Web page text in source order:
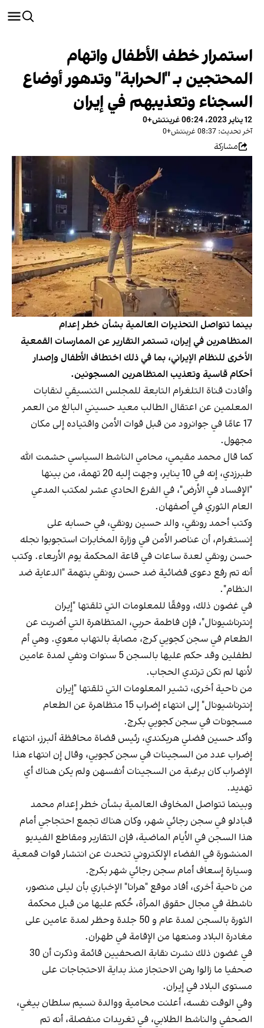
استمرار خطف الأطفال واتهام
المحتجين بـ "الحرابة" وتدهور أوضاع
السجناء وتعذيبهم في إيران
12 يناير 2023، 06:24 غرينتش+0
آخر تحديث: 08:37 غرينتش+0
مشاركة
بينما تتواصل التحذيرات العالمية بشأن خطر إعدام
المتظاهرين في إيران، تستمر التقارير عن الممارسات القمعية
الأخرى للنظام الإيراني، بما في ذلك اختطاف الأطفال وإصدار
أحكام قاسية وتعذيب المتظاهرين المسجونين.
وأفادت قناة التلغرام التابعة للمجلس التنسيقي لنقابات
المعلمين عن اعتقال الطالب معيد حسيني البالغ من العمر
17 عامًا في جوانرود من قبل قوات الأمن واقتياده إلى مكان
مجهول.
كما قال محمد مقيمي، محامي الناشط السياسي حشمت الله
طبرزدي، إنه في 10 يناير، وجهت إليه 20 تهمة، من بينها
"الإفساد في الأرض"، في الفرع الحادي عشر لمكتب المدعي
العام الثوري في أصفهان.
وكتب أحمد رونقي، والد حسين رونقي، في حسابه على
إنستغرام، أن عناصر الأمن في وزارة المخابرات استجوبوا نجله
حسن رونقي لعدة ساعات في قاعة المحكمة يوم الأربعاء. وكتب
أنه تم رفع دعوى قضائية ضد حسن رونقي بتهمة "الدعاية ضد
النظام".
في غضون ذلك، ووفقًا للمعلومات التي تلقتها "إيران
إنترناشيونال"، فإن فاطمة حربي، المتظاهرة التي أضربت عن
الطعام في سجن كجويي كرج، مصابة بالتهاب معوي. وهي أم
لطفلين وقد حكم عليها بالسجن 5 سنوات ونفي لمدة عامين
لأنها لم تكن ترتدي الحجاب.
من ناحية أخرى، تشير المعلومات التي تلقتها "إيران
إنترناشيونال" إلى انتهاء إضراب 15 متظاهرة عن الطعام
مسجونات في سجن كجويي بكرج.
وأكد حسين فضلي هريكندي، رئيس قضاة محافظة ألبرز، انتهاء
إضراب عدد من السجينات في سجن كجويي، وقال إن انتهاء هذا
الإضراب كان برغبة من السجينات أنفسهن ولم يكن هناك أي
تهديد.
وبينما تتواصل المخاوف العالمية بشأن خطر إعدام محمد
قبادلو في سجن رجائي شهر، وكان هناك تجمع احتجاجي أمام
هذا السجن في الأيام الماضية، فإن التقارير ومقاطع الفيديو
المنشورة في الفضاء الإلكتروني تتحدث عن انتشار قوات قمعية
وسيارة إسعاف أمام سجن رجائي شهر بكرج.
من ناحية أخرى، أفاد موقع "هرانا" الإخباري بأن ليلى منصور،
ناشطة في مجال حقوق المرأة، حُكم عليها من قبل محكمة
الثورة بالسجن لمدة عام و 50 جلدة وحظر لمدة عامين على
مغادرة البلاد ومنعها من الإقامة في طهران.
في غضون ذلك نشرت نقابة الصحفيين قائمة وذكرت أن 30
صحفيا ما زالوا رهن الاحتجاز منذ بداية الاحتجاجات على
مستوى البلاد في إيران.
وفي الوقت نفسه، أعلنت محامية ووالدة نسيم سلطان بيغي،
الصحفي والناشط الطلابي، في تغريدات منفصلة، أنه تم